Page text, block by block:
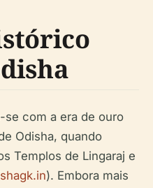
se com a era de ouro
Odisha, quando
Templos de Lingaraj e
). Embora mais